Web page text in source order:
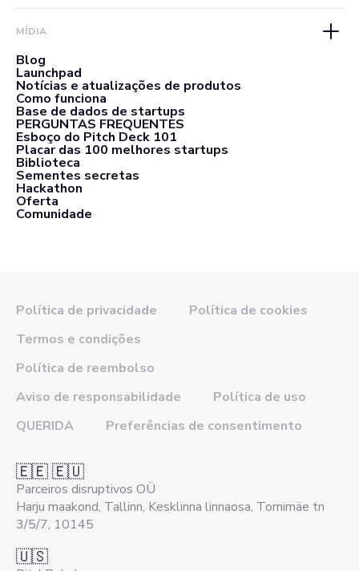
MÍDIA
Blog
Launchpad
Notícias e atualizações de produtos
Como funciona
Base de dados de startups
PERGUNTAS FREQUENTES
Esboço do Pitch Deck 101
Placar das 100 melhores startups
Biblioteca
Sementes secretas
Hackathon
Oferta
Comunidade
Política de privacidade
Política de cookies
Termos e condições
Política de reembolso
Aviso de responsabilidade
Política de uso
QUERIDA
Preferências de consentimento
🇪🇪 🇪🇺
Parceiros disruptivos OÜ
Harju maakond, Tallinn, Kesklinna linnaosa, Tornimäe tn
3/5/7, 10145
🇺🇸